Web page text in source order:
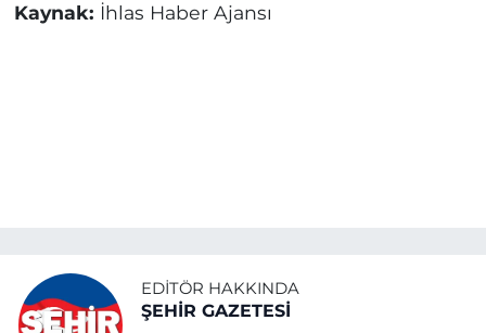
Kaynak: İhlas Haber Ajansı
EDITÖR HAKKINDA
ŞEHİR GAZETESİ